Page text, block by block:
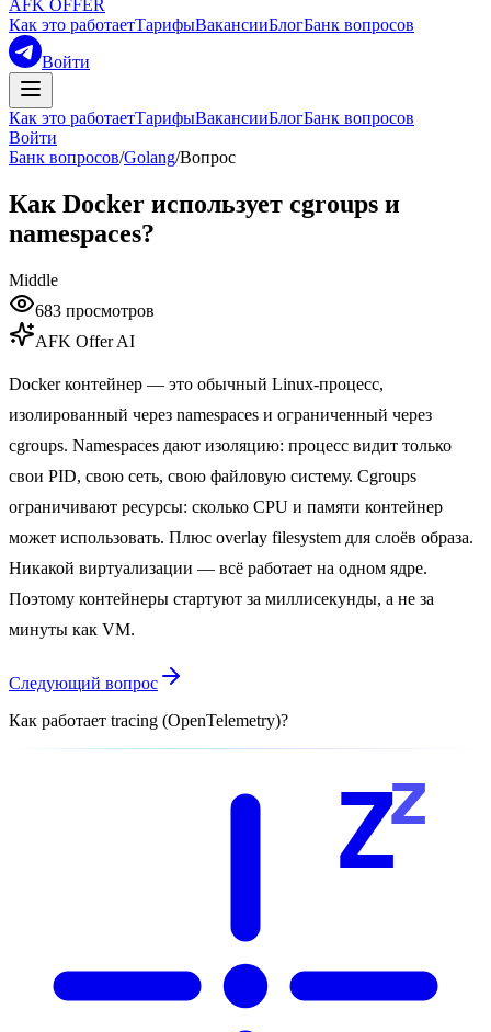
AFK OFFER
Как это работаетТарифыВакансииБлогБанк вопросов
Войти
Как это работаетТарифыВакансииБлогБанк вопросов
Войти
Банк вопросов/Golang/Вопрос
Как Docker использует cgroups и
namespaces?
Middle
683 просмотров
AFK Offer AI
Docker контейнер — это обычный Linux-процесс,
изолированный через namespaces и ограниченный через
cgroups. Namespaces дают изоляцию: процесс видит только
свои PID, свою сеть, свою файловую систему. Cgroups
ограничивают ресурсы: сколько CPU и памяти контейнер
может использовать. Плюс overlay filesystem для слоёв образа.
Никакой виртуализации — всё работает на одном ядре.
Поэтому контейнеры стартуют за миллисекунды, а не за
минуты как VM.
Следующий вопрос
Как работает tracing (OpenTelemetry)?
Zz